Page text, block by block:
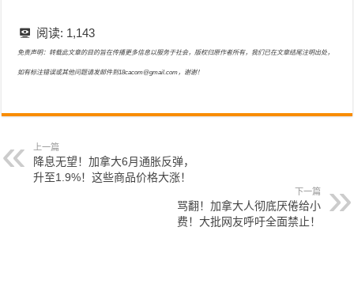
阅读: 1,143
免责声明：转载此文章的目的旨在传播更多信息以服务于社会，版权归原作者所有，我们已在文章结尾注明出处，
如有标注错误或其他问题请发邮件到18cacom@gmail.com，谢谢！
上一篇
降息无望！加拿大6月通胀反弹，
升至1.9%！这些商品价格大涨！
下一篇
骂翻！加拿大人彻底厌倦给小
费！大批网友呼吁全面禁止！